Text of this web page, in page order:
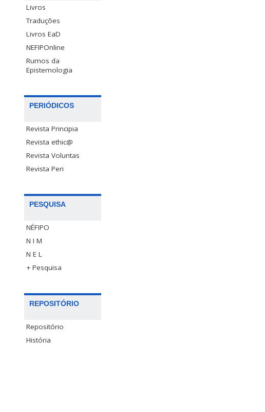
Livros
Traduções
Livros EaD
NEFIPOnline
Rumos da
Epistemologia
PERIÓDICOS
Revista Principia
Revista ethic@
Revista Voluntas
Revista Peri
PESQUISA
NÉFIPO
N I M
N E L
+ Pesquisa
REPOSITÓRIO
Repositório
História